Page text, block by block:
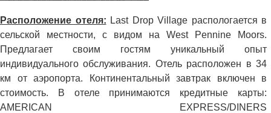
Расположение отеля: Last Drop Village распологается в
сельской местности, с видом на West Pennine Moors.
Предлагает своим гостям уникальный опыт
индивидуального обслуживания. Отель расположен в 34
км от аэропорта. Континентальный завтрак включен в
стоимость. В отеле принимаются кредитные карты:
AMERICAN EXPRESS/DINERS